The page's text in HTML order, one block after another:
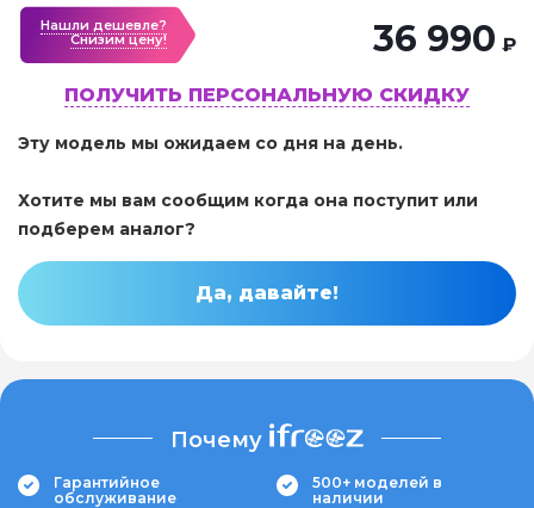
Нашли дешевле?
Cнизим цену!
36 990 ₽
ПОЛУЧИТЬ ПЕРСОНАЛЬНУЮ СКИДКУ
Эту модель мы ожидаем со дня на день.
Хотите мы вам сообщим когда она поступит или
подберем аналог?
Да, давайте!
Почему
Гарантийное
обслуживание
500+ моделей в
наличии